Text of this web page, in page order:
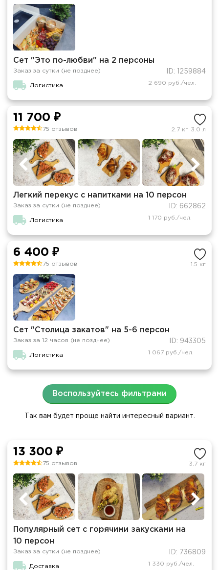
Сет "Это по-любви" на 2 персоны
Заказ за сутки (не позднее) ID: 1259884
Логистика 2 690 руб./чел.
11 700 ₽
75 отзывов 2.7 кг 3.0 л
Легкий перекус с напитками на 10 персон
Заказ за сутки (не позднее) ID: 662862
Логистика 1 170 руб./чел.
6 400 ₽
75 отзывов 1.5 кг
Сет "Столица закатов" на 5-6 персон
Заказ за 12 часов (не позднее) ID: 943305
Логистика 1 067 руб./чел.
Воспользуйтесь фильтрами
Так вам будет проще найти интересный вариант.
13 300 ₽
75 отзывов 3.7 кг
Популярный сет с горячими закусками на
10 персон
Заказ за сутки (не позднее) ID: 736809
Доставка 1 330 руб./чел.